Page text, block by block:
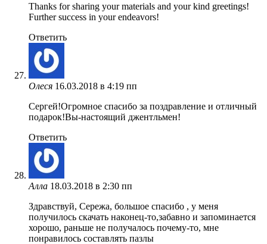
Thanks for sharing your materials and your kind greetings!
Further success in your endeavors!
Ответить
Олеся 16.03.2018 в 4:19 пп
Сергей!Огромное спасибо за поздравление и отличный
подарок!Вы-настоящий джентльмен!
Ответить
Алла 18.03.2018 в 2:30 пп
Здравствуй, Сережа, большое спасибо , у меня
получилось скачать наконец-то,забавно и запоминается
хорошо, раньше не получалось почему-то, мне
понравилось составлять пазлы